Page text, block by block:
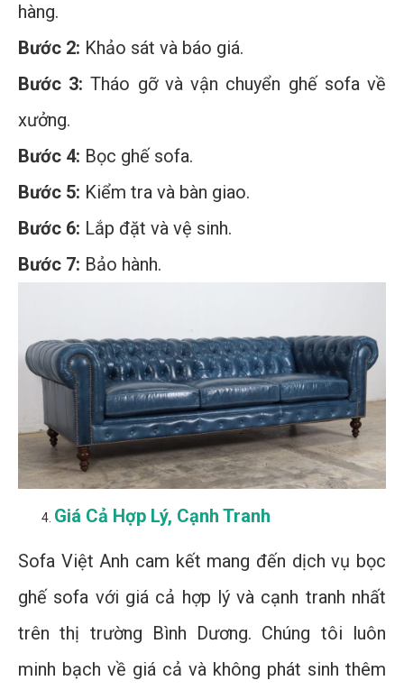
hàng.
Bước 2: Khảo sát và báo giá.
Bước 3: Tháo gỡ và vận chuyển ghế sofa về
xưởng.
Bước 4: Bọc ghế sofa.
Bước 5: Kiểm tra và bàn giao.
Bước 6: Lắp đặt và vệ sinh.
Bước 7: Bảo hành.
Giá Cả Hợp Lý, Cạnh Tranh
Sofa Việt Anh cam kết mang đến dịch vụ bọc
ghế sofa với giá cả hợp lý và cạnh tranh nhất
trên thị trường Bình Dương. Chúng tôi luôn
minh bạch về giá cả và không phát sinh thêm